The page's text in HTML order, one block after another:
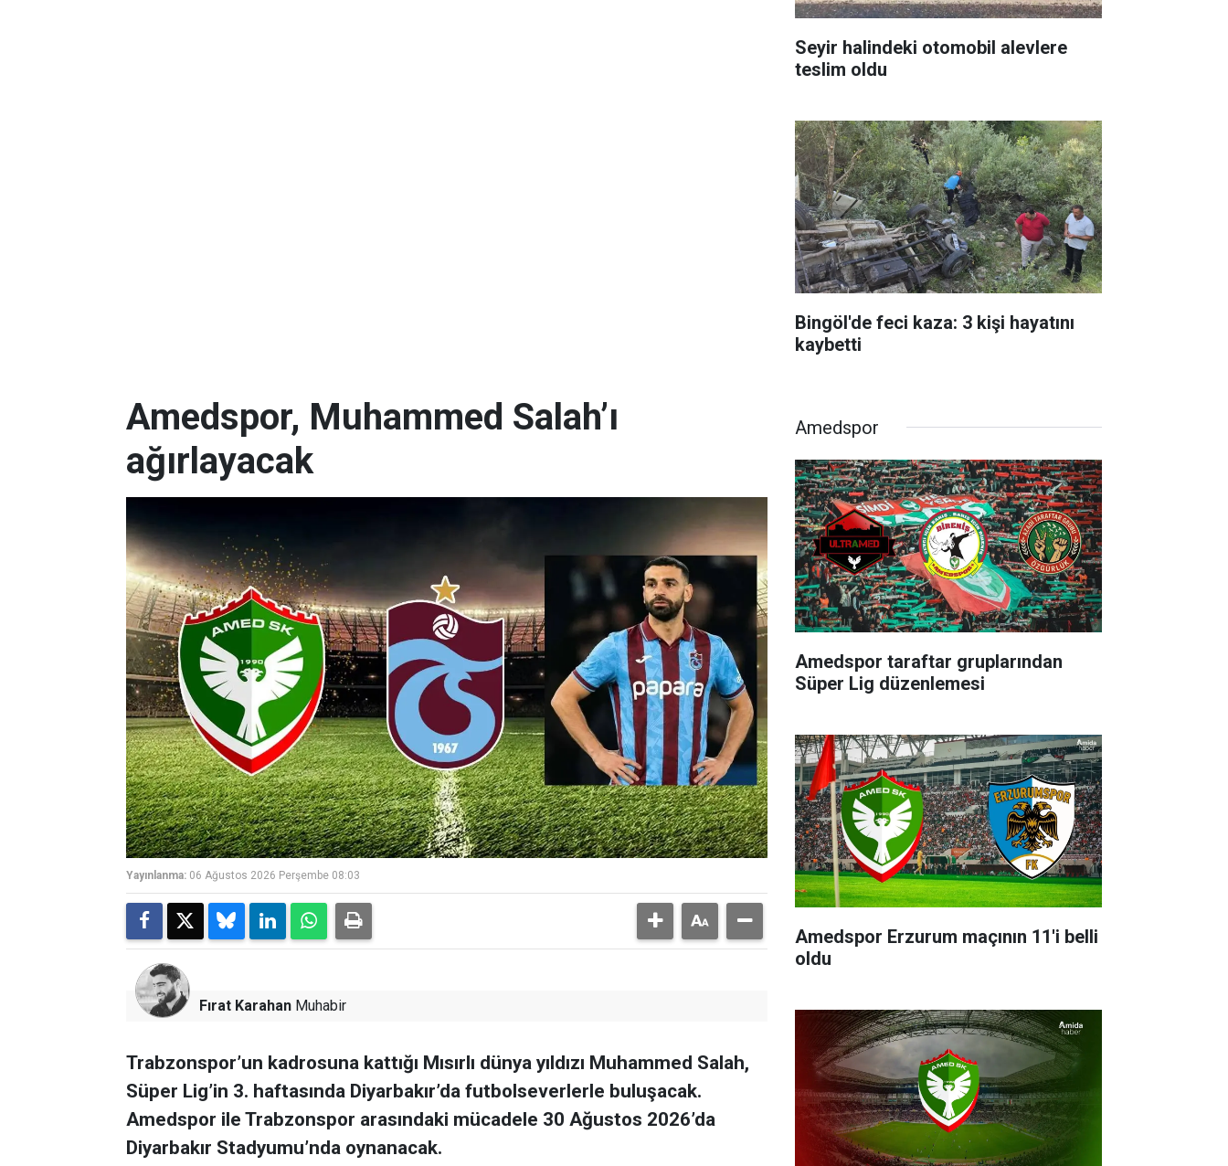
Seyir halindeki otomobil alevlere
teslim oldu
Bingöl'de feci kaza: 3 kişi hayatını
kaybetti
Amedspor, Muhammed Salah’ı
ağırlayacak
Yayınlanma: 06 Ağustos 2026 Perşembe 08:03
Fırat Karahan Muhabir
Trabzonspor’un kadrosuna kattığı Mısırlı dünya yıldızı Muhammed Salah,
Süper Lig’in 3. haftasında Diyarbakır’da futbolseverlerle buluşacak.
Amedspor ile Trabzonspor arasındaki mücadele 30 Ağustos 2026’da
Diyarbakır Stadyumu’nda oynanacak.
Amedspor
Amedspor taraftar gruplarından
Süper Lig düzenlemesi
Amedspor Erzurum maçının 11'i belli
oldu